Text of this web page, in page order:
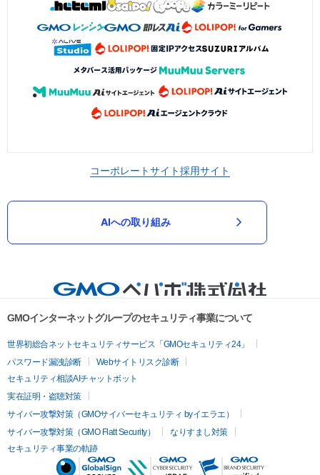
コーポレートサイト採用サイト
AIへの取り組み
GMOインターネットグループのセキュリティ事業について
世界初総合ネットセキュリティサービス「GMOセキュリティ24」
パスワード漏洩診断
Webサイトリスク診断
セキュリティ相談AIチャットボット
実在証明・盗聴対策
サイバー攻撃対策（GMOサイバーセキュリティ byイエラエ）
サイバー攻撃対策（GMO Flatt Security）
なりすまし対策
セキュリティ事業の軌跡